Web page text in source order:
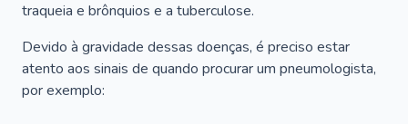
traqueia e brônquios e a tuberculose.
Devido à gravidade dessas doenças, é preciso estar
atento aos sinais de quando procurar um pneumologista,
por exemplo: